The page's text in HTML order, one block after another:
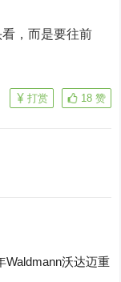
，而是要往前
18 赞
打赏
Waldmann沃达迈重